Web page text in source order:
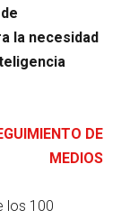
la necesidad
DE
MEDIOS
los 100